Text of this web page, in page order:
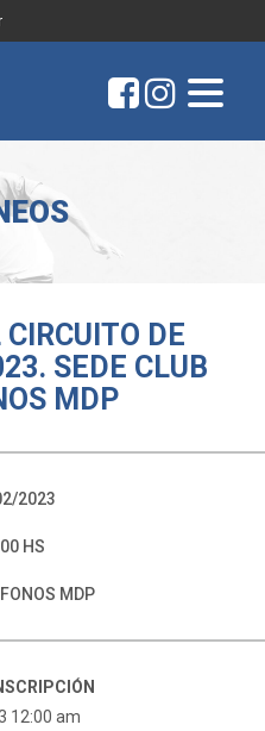
DE
SEDE CLUB
MDP
2023
HS
MDP
12:00 am